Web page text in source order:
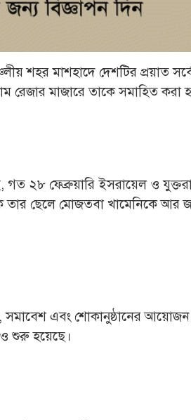
শহর মাশহাদে দেশটির প্রয়াত
রেজার মাজারে তাকে সমাহিত করা
গত ২৮ ফেব্রুয়ারি ইসরায়েল ও
ছেলে মোজতবা খামেনিকে আর
সমাবেশ এবং শোকানুষ্ঠানের
শুরু হয়েছে।